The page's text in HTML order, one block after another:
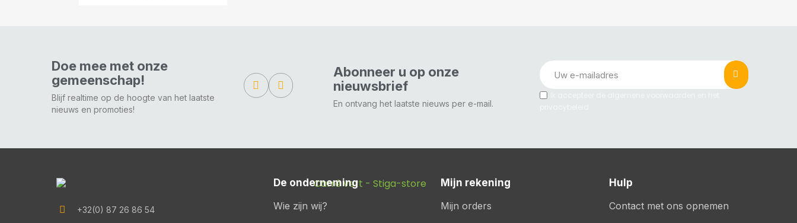
Doe mee met onze
gemeenschap!
Blijf realtime op de hoogte van het laatste
nieuws en promoties!
Abonneer u op onze
nieuwsbrief
En ontvang het laatste nieuws per e-mail.
+32(0) 87 26 86 54
De onderneming
Wie zijn wij?
Mijn rekening
Mijn orders
Hulp
Contact met ons opnemen